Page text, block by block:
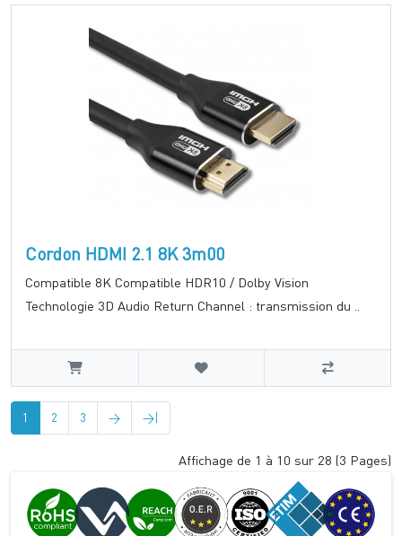
Cordon HDMI 2.1 8K 3m00
Compatible 8K Compatible HDR10 / Dolby Vision
Technologie 3D Audio Return Channel : transmission du ..
1 2 3 > >|
Affichage de 1 à 10 sur 28 (3 Pages)